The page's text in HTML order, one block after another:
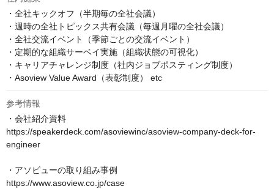
・全社キックオフ（半期毎の全社会議）
・週時の全社トピックス共有会議（毎週月曜の全社会議）
・全社交流イベント（季節ごとの交流イベント）
・定期的な組織サーベイ実施（組織状態の可視化）
・キャリアチャレンジ制度（社内ジョブポスティング制度）
・Asoview Value Award（表彰制度） etc
参考情報
・会社紹介資料
https://speakerdeck.com/asoviewinc/asoview-company-deck-for-
engineer
・アソビューの取り組み事例
https://www.asoview.co.jp/case